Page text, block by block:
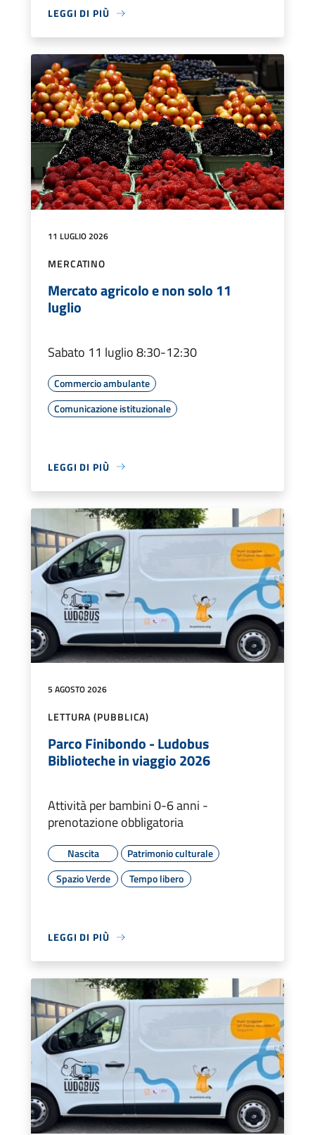
LEGGI DI PIÙ
11 LUGLIO 2026
MERCATINO
Mercato agricolo e non solo 11
luglio
Sabato 11 luglio 8:30-12:30
Commercio ambulante
Comunicazione istituzionale
LEGGI DI PIÙ
5 AGOSTO 2026
LETTURA (PUBBLICA)
Parco Finibondo - Ludobus
Biblioteche in viaggio 2026
Attività per bambini 0-6 anni -
prenotazione obbligatoria
Nascita
Patrimonio culturale
Spazio Verde
Tempo libero
LEGGI DI PIÙ